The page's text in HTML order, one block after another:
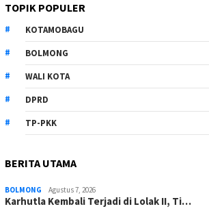
TOPIK POPULER
KOTAMOBAGU
BOLMONG
WALI KOTA
DPRD
TP-PKK
BERITA UTAMA
BOLMONG Agustus 7, 2026
Karhutla Kembali Terjadi di Lolak II, Ti…